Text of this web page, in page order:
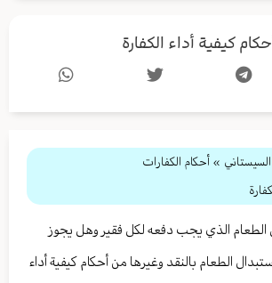
كيفية أداء الكفارة
» أحكام الكفارات
الطعام الذي يجب دفعه لكل فقير وهل يجوز
الطعام بالنقد وغيرها من أحكام كيفية أداء